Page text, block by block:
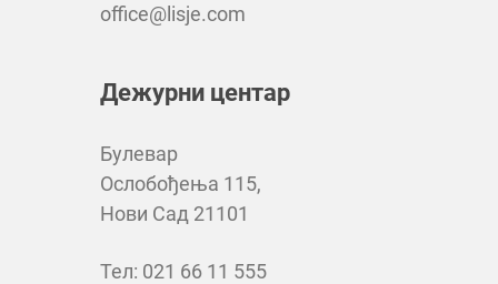
office@lisje.com
Дежурни центар
Булевар
Ослобођења 115,
Нови Сад 21101
Тел: 021 66 11 555